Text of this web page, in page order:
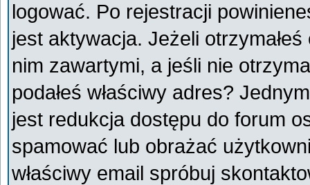
logować. Po rejestracji
jest aktywacja. Jeżeli
nim zawartymi, a jeśli nie
podałeś właściwy adres?
jest redukcja dostępu do forum
spamować lub obrażać
właściwy email spróbuj